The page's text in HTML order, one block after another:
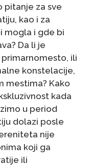
pitanje za sve
kao i za
mogla i gde bi
Da li je
ili
konstelacije,
mestima? Kako
kada
u period
dolazi posle
nije
koji ga
ili